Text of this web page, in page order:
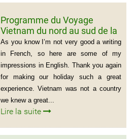
Programme du Voyage
Vietnam du nord au sud de la
famille de Vivien Schydlawsky
As you know I’m not very good a writing
in French, so here are some of my
impressions in English. Thank you again
for making our holiday such a great
experience. Vietnam was not a country
we knew a great...
Lire la suite